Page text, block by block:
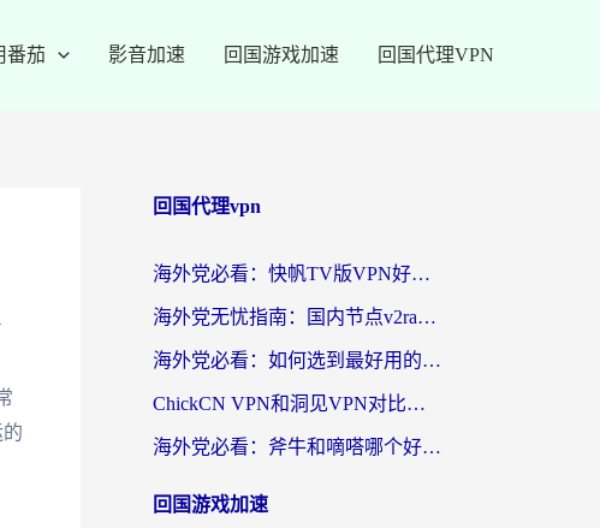
番茄 影音加速 回国游戏加速 回国代理VPN
回国代理vpn
海外党必看：快帆TV版VPN好用吗？和快游VPN对比哪个回国效果更好？附实用避坑指南
海外党无忧指南：国内节点v2ray怎么选？一键回国VPN+多场景实测帮你避坑
海外党必看：如何选到最好用的回国加速器？从节点到售后的全维度指南
ChickCN VPN和洞见VPN对比哪个回国效果更好？海外党亲测3款加速器+避坑指南
海外党必看：斧牛和嘀嗒哪个好？3个维度教你选对回国加速器
回国游戏加速